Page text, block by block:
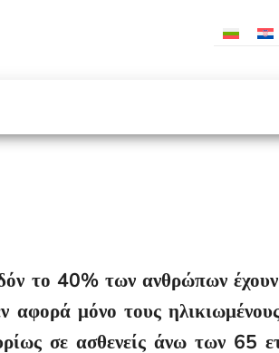
το 40% των ανθρώπων
αφορά μόνο τους
σε ασθενείς άνω των 65